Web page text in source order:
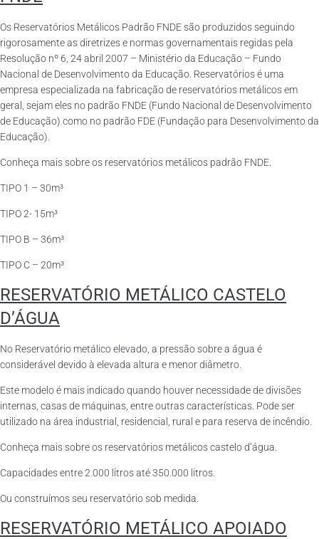
Os Reservatórios Metálicos Padrão FNDE são produzidos seguindo
rigorosamente as diretrizes e normas governamentais regidas pela
Resolução nº 6, 24 abril 2007 – Ministério da Educação – Fundo
Nacional de Desenvolvimento da Educação. Reservatórios é uma
empresa especializada na fabricação de reservatórios metálicos em
geral, sejam eles no padrão FNDE (Fundo Nacional de Desenvolvimento
de Educação) como no padrão FDE (Fundação para Desenvolvimento da
Educação).
Conheça mais sobre os reservatórios metálicos padrão FNDE.
TIPO 1 – 30m³
TIPO 2- 15m³
TIPO B – 36m³
TIPO C – 20m³
RESERVATÓRIO METÁLICO CASTELO
D’ÁGUA
No Reservatório metálico elevado, a pressão sobre a água é
considerável devido à elevada altura e menor diâmetro.
Este modelo é mais indicado quando houver necessidade de divisões
internas, casas de máquinas, entre outras características. Pode ser
utilizado na área industrial, residencial, rural e para reserva de incêndio.
Conheça mais sobre os reservatórios metálicos castelo d’água.
Capacidades entre 2.000 litros até 350.000 litros.
Ou construímos seu reservatório sob medida.
RESERVATÓRIO METÁLICO APOIADO